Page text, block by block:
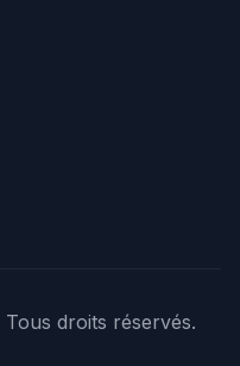
droits réservés.